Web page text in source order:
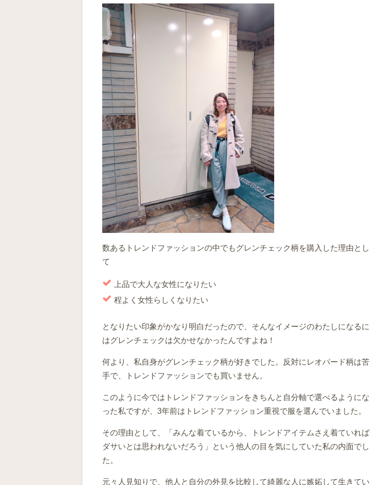
数あるトレンドファッションの中でもグレンチェック柄を購入した理由とし
て
上品で大人な女性になりたい
程よく女性らしくなりたい
となりたい印象がかなり明白だったので、そんなイメージのわたしになるに
はグレンチェックは欠かせなかったんですよね！
何より、私自身がグレンチェック柄が好きでした。反対にレオパード柄は苦
手で、トレンドファッションでも買いません。
このように今ではトレンドファッションをきちんと自分軸で選べるようにな
った私ですが、3年前はトレンドファッション重視で服を選んでいました。
その理由として、「みんな着ているから、トレンドアイテムさえ着ていれば
ダサいとは思われないだろう」という他人の目を気にしていた私の内面でし
た。
元々人見知りで、他人と自分の外見を比較して綺麗な人に嫉妬して生きてい